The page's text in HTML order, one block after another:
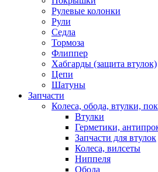
Рулевые колонки
Рули
Седла
Тормоза
Флиппер
Хабгарды (защита втулок)
Цепи
Шатуны
Запчасти
Колеса, обода, втулки,
Втулки
Герметики,
Запчасти для втулок
Колеса, вилсеты
Ниппеля
Обода